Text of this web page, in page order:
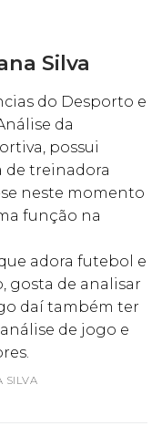
Silva
do Desporto e
da
possui
treinadora
se neste momento
função na
adora futebol e
gosta de analisar
daí também ter
de jogo e
SILVA